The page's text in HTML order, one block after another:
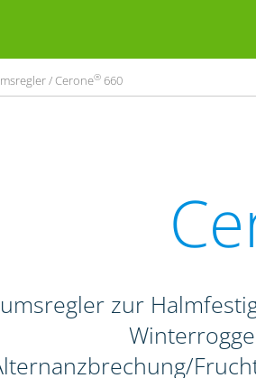
/ Cerone® 660
zur